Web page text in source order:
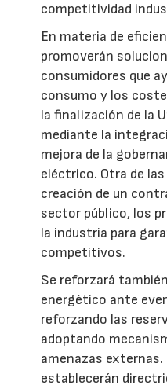
competitividad
En materia de
promoverán
consumidores que
consumo y los
la finalización de la
mediante la
mejora de la
eléctrico. Otra de
creación de un
sector público, los
la industria para
competitivos.
Se reforzará
energético ante
reforzando las
adoptando
amenazas
establecerán